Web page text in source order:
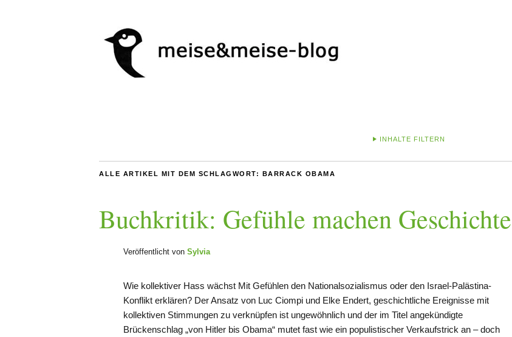
INHALTE FILTERN
ALLE ARTIKEL MIT DEM SCHLAGWORT: BARRACK OBAMA
Buchkritik: Gefühle machen Geschichte
Veröffentlicht von Sylvia
Wie kollektiver Hass wächst Mit Gefühlen den Nationalsozialismus oder den Israel-Palästina-
Konflikt erklären? Der Ansatz von Luc Ciompi und Elke Endert, geschichtliche Ereignisse mit
kollektiven Stimmungen zu verknüpfen ist ungewöhnlich und der im Titel angekündigte
Brückenschlag „von Hitler bis Obama“ mutet fast wie ein populistischer Verkaufstrick an – doch